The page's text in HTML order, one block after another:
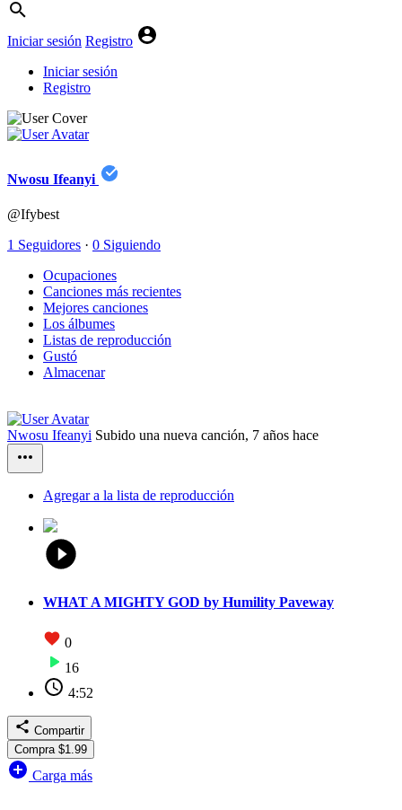
Iniciar sesión Registro
Iniciar sesión
Registro
Nwosu Ifeanyi
@Ifybest
1 Seguidores · 0 Siguiendo
Ocupaciones
Canciones más recientes
Mejores canciones
Los álbumes
Listas de reproducción
Gustó
Almacenar
Nwosu Ifeanyi Subido una nueva canción, 7 años hace
Agregar a la lista de reproducción
WHAT A MIGHTY GOD by Humility Paveway
0
16
4:52
Compartir
Compra $1.99
Carga más